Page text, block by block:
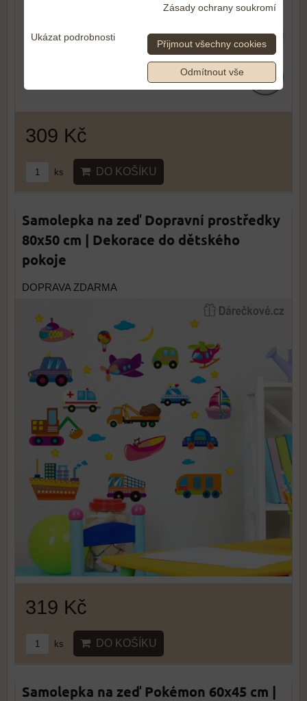
309 Kč
ks DO KOŠÍKU
Samolepka na zeď Dopravní prostředky
80x50 cm | Dekorace do dětského
pokoje
DOPRAVA ZDARMA
319 Kč
ks DO KOŠÍKU
Samolepka na zeď Pokémon 60x45 cm |
Zásady ochrany soukromí
Ukázat podrobnosti
Přijmout všechny cookies
Odmítnout vše